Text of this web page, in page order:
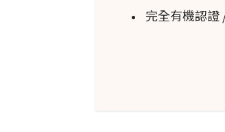
完全有機認